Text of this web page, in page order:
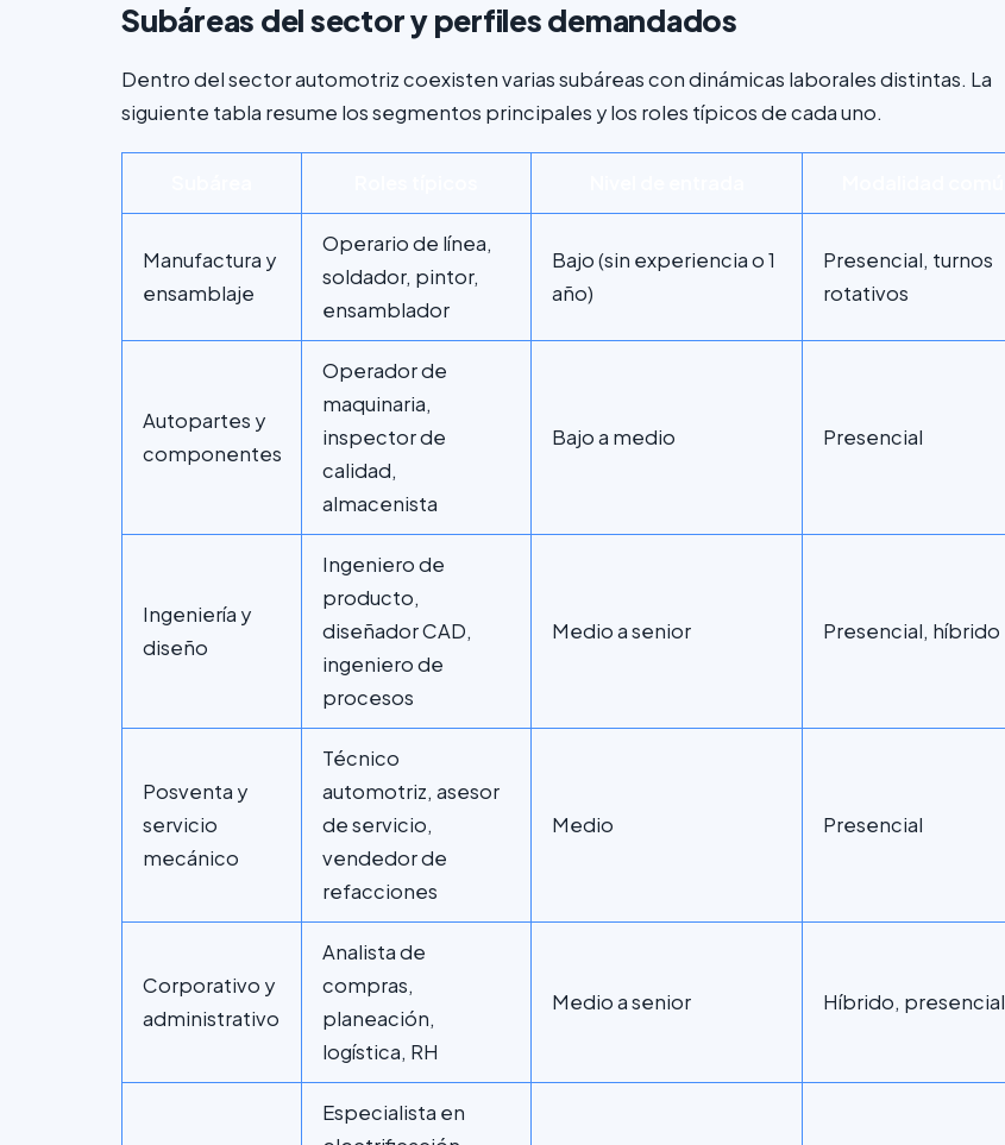
Subáreas del sector y perfiles demandados
Dentro del sector automotriz coexisten varias subáreas con dinámicas laborales distintas. La
siguiente tabla resume los segmentos principales y los roles típicos de cada uno.
Manufactura y
ensamblaje
Operario de línea,
soldador, pintor,
ensamblador
Bajo (sin experiencia o 1
año)
Presencial, turnos
rotativos
Autopartes y
componentes
Operador de
maquinaria,
inspector de
calidad,
almacenista
Bajo a medio Presencial
Ingeniería y
diseño
Ingeniero de
producto,
diseñador CAD,
ingeniero de
procesos
Medio a senior Presencial, híbrido
Posventa y
servicio
mecánico
Técnico
automotriz, asesor
de servicio,
vendedor de
refacciones
Medio Presencial
Corporativo y
administrativo
Analista de
compras,
planeación,
logística, RH
Medio a senior Híbrido, presencial
Especialista en